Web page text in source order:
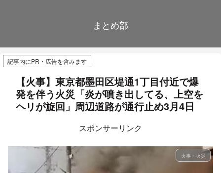
まとめ部
記事内にPR・広告を含みます
【火事】東京都墨田区堤通1丁目付近で爆
発を伴う火災「炎が噴き出してる、上空を
ヘリが旋回」周辺道路が通行止め3月4日
スポンサーリンク
火事・火災